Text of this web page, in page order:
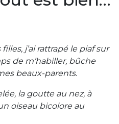
j’ai rattrapé le piaf sur
de m’habiller, bûche
beaux-parents.
la goutte au nez, à
oiseau bicolore au